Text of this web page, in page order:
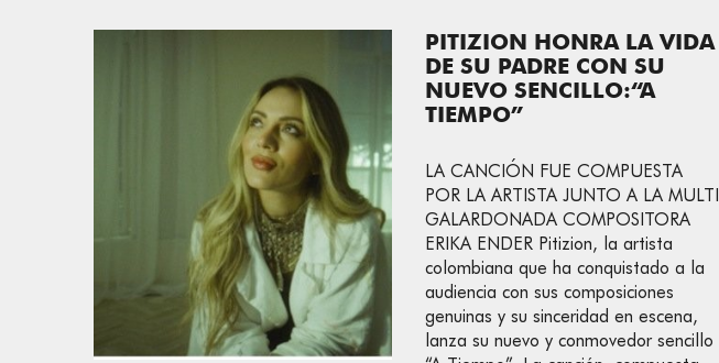
PITIZION HONRA LA VIDA
DE SU PADRE CON SU
NUEVO SENCILLO:“A
TIEMPO”
LA CANCIÓN FUE COMPUESTA
POR LA ARTISTA JUNTO A LA MULTI
GALARDONADA COMPOSITORA
ERIKA ENDER Pitizion, la artista
colombiana que ha conquistado a la
audiencia con sus composiciones
genuinas y su sinceridad en escena,
lanza su nuevo y conmovedor sencillo